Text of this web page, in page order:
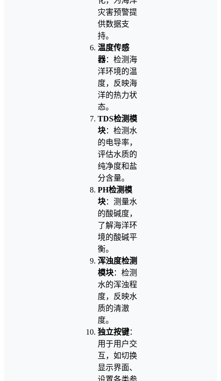
灾害预警提
供数据支
持。
温度传感
器：检测海
洋环境的温
度，反映海
洋的热力状
态。
TDS检测模
块：检测水
的电导率，
评估水质的
纯净度和盐
分含量。
PH检测模
块：测量水
的酸碱度，
了解海洋环
境的酸碱平
衡。
浑浊度检测
模块：检测
水的浑浊程
度，反映水
质的清澈
度。
独立按键：
用于用户交
互，如切换
显示界面、
设置各类参